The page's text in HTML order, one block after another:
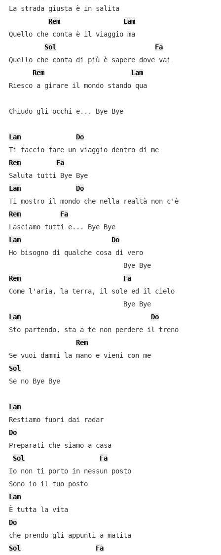
La strada giusta è in salita
Rem
Lam
Quello che conta è il viaggio ma
Sol
Fa
Quello che conta di più è sapere dove vai
Rem
Lam
Riesco a girare il mondo stando qua
Chiudo gli occhi e... Bye Bye
Lam
Do
Ti faccio fare un viaggio dentro di me
Rem
Fa
Saluta tutti Bye Bye
Lam
Do
Ti mostro il mondo che nella realtà non c'è
Rem
Fa
Lasciamo tutti e... Bye Bye
Lam
Do
Ho bisogno di qualche cosa di vero
                             Bye Bye
Rem
Fa
Come l'aria, la terra, il sole ed il cielo
                             Bye Bye
Lam
Do
Sto partendo, sta a te non perdere il treno
Rem
Se vuoi dammi la mano e vieni con me
Sol
Se no Bye Bye
Lam
Restiamo fuori dai radar
Do
Preparati che siamo a casa
Sol
Fa
Io non ti porto in nessun posto
Sono io il tuo posto
Lam
È tutta la vita
Do
che prendo gli appunti a matita
Sol
Fa